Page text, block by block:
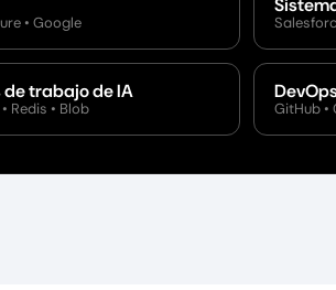
• Google
trabajo de IA
Redis • Blob GitHub •